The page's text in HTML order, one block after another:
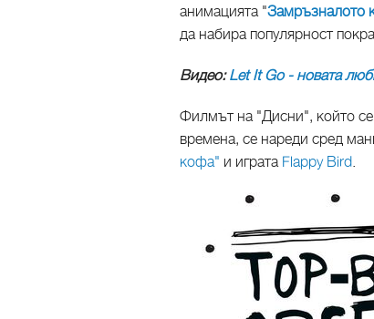
анимацията "Замръзналото
да набира популярност
Видео:Let It Go - новата
Филмът на "Дисни", който се
времена, се нареди сред
кофа" и играта Flappy Bird.